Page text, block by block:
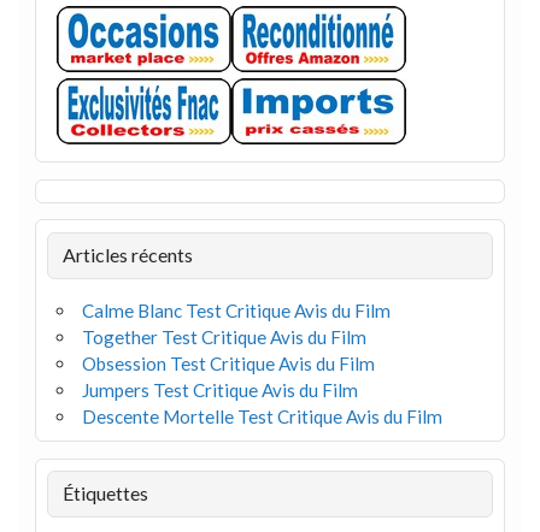
Articles récents
Calme Blanc Test Critique Avis du Film
Together Test Critique Avis du Film
Obsession Test Critique Avis du Film
Jumpers Test Critique Avis du Film
Descente Mortelle Test Critique Avis du Film
Étiquettes